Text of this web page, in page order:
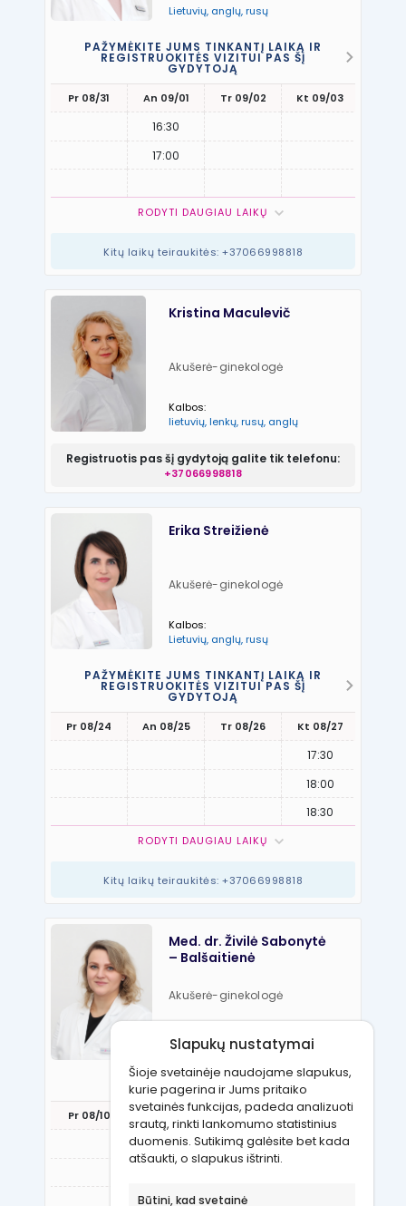
Slapukų nustatymai
Šioje svetainėje naudojame slapukus,
kurie pagerina ir Jums pritaiko
svetainės funkcijas, padeda analizuoti
srautą, rinkti lankomumo statistinius
duomenis. Sutikimą galėsite bet kada
atšaukti, o slapukus ištrinti.
Būtini, kad svetainė
Lietuvių, anglų, rusų
PAŽYMĖKITE JUMS TINKANTĮ LAIKĄ IR
REGISTRUOKITĖS VIZITUI PAS ŠĮ
GYDYTOJĄ
Pr 08/31 An 09/01
16:30
17:00
Tr 09/02 Kt 09/03
RODYTI DAUGIAU LAIKŲ
Kitų laikų teiraukitės: +37066998818
Kristina Maculevič
Akušerė-ginekologė
Kalbos:
lietuvių, lenkų, rusų, anglų
Registruotis pas šį gydytoją galite tik telefonu:
+37066998818
Erika Streižienė
Akušerė-ginekologė
Kalbos:
Lietuvių, anglų, rusų
PAŽYMĖKITE JUMS TINKANTĮ LAIKĄ IR
REGISTRUOKITĖS VIZITUI PAS ŠĮ
GYDYTOJĄ
Pr 08/24 An 08/25 Tr 08/26 Kt 08/27
17:30
18:00
18:30
RODYTI DAUGIAU LAIKŲ
Kitų laikų teiraukitės: +37066998818
Med. dr. Živilė Sabonytė
– Balšaitienė
Akušerė-ginekologė
Kalbos:
Lietuvių, anglų, rusų
REGISTRUOTIS VIZITUI
Pr 08/10 An 08/11
11:45
13:15
Tr 08/12
16:00
17:00
Kt 08/13